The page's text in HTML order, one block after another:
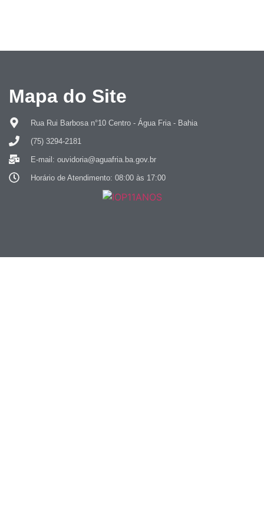
Mapa do Site
Rua Rui Barbosa n°10 Centro - Água Fria - Bahia
(75) 3294-2181
E-mail: ouvidoria@aguafria.ba.gov.br
Horário de Atendimento: 08:00 às 17:00